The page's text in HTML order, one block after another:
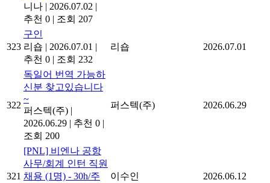
니나 | 2026.07.02 |
추천 0 | 조회 207
323
구인
리숍 | 2026.07.01 |
추천 0 | 조회 232
리숍 2026.07.01
322
독일어 번역 가능하
신분 찾고있습니다
~
퍼스텍(주) |
2026.06.29 | 추천 0 |
조회 200
퍼스텍(주) 2026.06.29
321
[PNL] 비엔나 공항
사무/회계 인턴 직원
채용 (1명) - 30h/주
이수인 2026.06.12